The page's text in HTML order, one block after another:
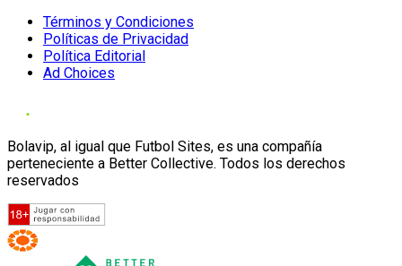
Términos y Condiciones
Políticas de Privacidad
Política Editorial
Ad Choices
Bolavip, al igual que Futbol Sites, es una compañía
perteneciente a Better Collective. Todos los derechos
reservados